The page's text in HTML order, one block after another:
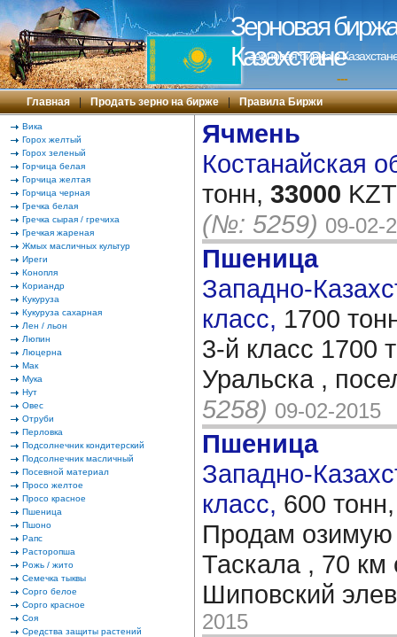
Зерновая
Казахстане
Зерновая биржа в
---
Главная | Продать зерно на бирже | Правила Биржи
Вика
Горох желтый
Горох зеленый
Горчица белая
Горчица желтая
Горчица черная
Гречка белая
Гречка сырая / гречиха
Гречкая жареная
Жмых масличных культур
Иреги
Конопля
Кориандр
Кукуруза
Кукуруза сахарная
Лен / льон
Люпин
Люцерна
Мак
Мука
Нут
Овес
Отруби
Перловка
Подсолнечник кондитерский
Подсолнечник масличный
Посевной материал
Просо желтое
Просо красное
Пшеница
Пшоно
Рапс
Расторопша
Рожь / жито
Семечка тыквы
Сорго белое
Сорго красное
Соя
Средства защиты растений
Ячмень
Костанайская
тонн, 33000
(№: 5259) 09-02-
Пшеница
Западно-
класс, 1700
3-й класс 1700
Уральска ,
5258) 09-02-2015
Пшеница
Западно-
класс, 600
Продам озимую
Таскала , 70 км
Шиповский
2015